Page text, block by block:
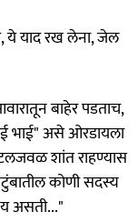
ये याद रख लेना, जेल
बाहेर पडताच,
भाई" असे ओरडायला
शांत राहण्यास
कोणी सदस्य
असती..."